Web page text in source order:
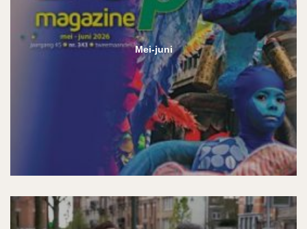
Mei-juni